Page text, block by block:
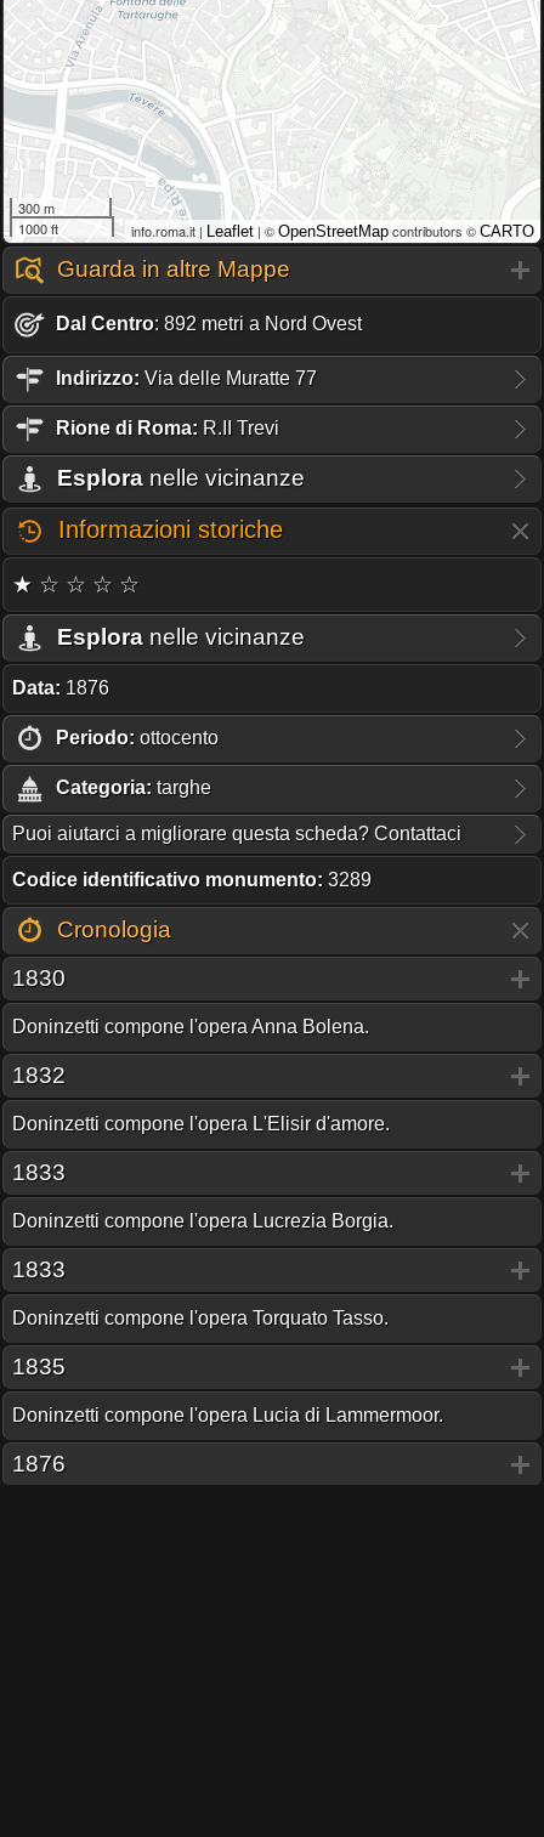
300 m
1000 ft
info.roma.it | Leaflet | © OpenStreetMap contributors © CARTO
Guarda in altre Mappe
Dal Centro: 892 metri a Nord Ovest
Indirizzo: Via delle Muratte 77
Rione di Roma: R.II Trevi
Esplora nelle vicinanze
Informazioni storiche
★ ☆ ☆ ☆ ☆
Esplora nelle vicinanze
Data: 1876
Periodo: ottocento
Categoria: targhe
Puoi aiutarci a migliorare questa scheda? Contattaci
Codice identificativo monumento: 3289
Cronologia
1830
Doninzetti compone l'opera Anna Bolena.
1832
Doninzetti compone l'opera L'Elisir d'amore.
1833
Doninzetti compone l'opera Lucrezia Borgia.
1833
Doninzetti compone l'opera Torquato Tasso.
1835
Doninzetti compone l'opera Lucia di Lammermoor.
1876